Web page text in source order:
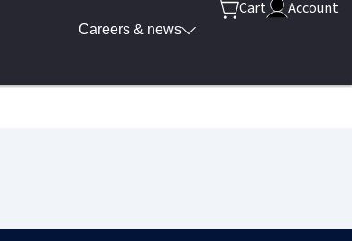
Careers & news
Cart Account